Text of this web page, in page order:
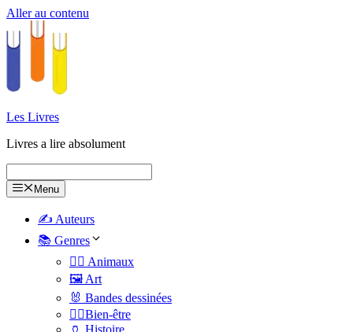
Aller au contenu
Les Livres
Livres a lire absolument
Menu
✍️ Auteurs
📚 Genres
🐕‍🦺 Animaux
🖼️ Art
🐰 Bandes dessinées
🧑‍⚕️Bien-être